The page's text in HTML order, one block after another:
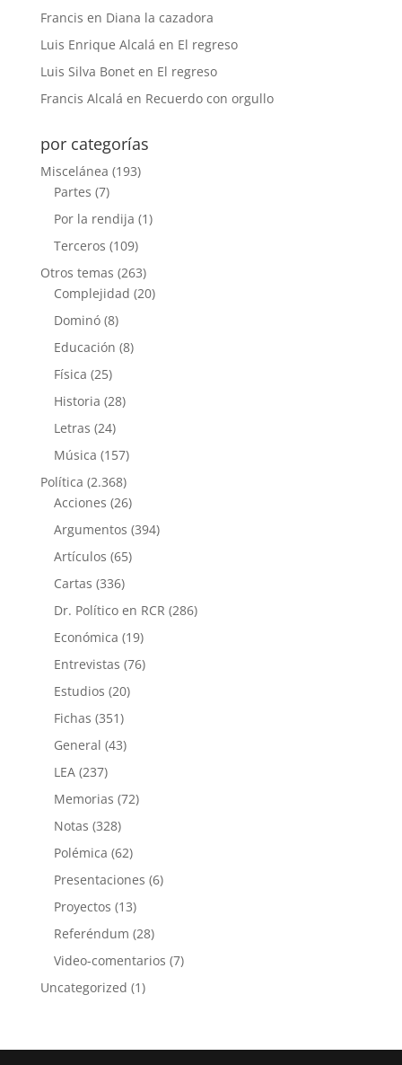
Francis en Diana la cazadora
Luis Enrique Alcalá en El regreso
Luis Silva Boneten El regreso
Francis Alcalá en Recuerdo con orgullo
por categorías
Miscelánea (193)
Partes (7)
Por la rendija (1)
Terceros (109)
Otros temas (263)
Complejidad (20)
Dominó(8)
Educación (8)
Física (25)
Historia (28)
Letras (24)
Música (157)
Política (2.368)
Acciones (26)
Argumentos (394)
Artículos (65)
Cartas (336)
Dr. Político en RCR (286)
Económica (19)
Entrevistas (76)
Estudios (20)
Fichas (351)
General (43)
LEA(237)
Memorias (72)
Notas (328)
Polémica (62)
Presentaciones (6)
Proyectos (13)
Referéndum (28)
Video-comentarios (7)
Uncategorized (1)